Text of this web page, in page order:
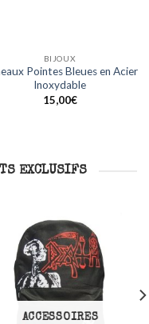
BIJOUX
Noirs Design Crâne en
Acier Inoxydable
15,00€
EXCLUSIFS
ACCESSOIRES